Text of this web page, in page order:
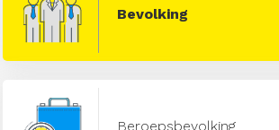
Bevolking
Beroepsbevolking